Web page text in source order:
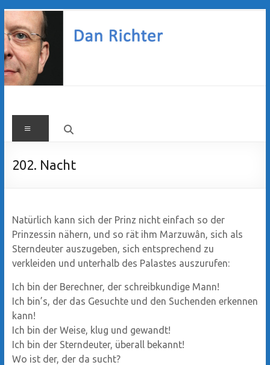
Zum
Inhalt
springen
Dan
Richter
Menü
202. Nacht
Natürlich kann sich der Prinz nicht einfach so der
Prinzessin nähern, und so rät ihm Marzuwân, sich als
Sterndeuter auszugeben, sich entsprechend zu
verkleiden und unterhalb des Palastes auszurufen:
Ich bin der Berechner, der schreibkundige Mann!
Ich bin’s, der das Gesuchte und den Suchenden erkennen
kann!
Ich bin der Weise, klug und gewandt!
Ich bin der Sterndeuter, überall bekannt!
Wo ist der, der da sucht?